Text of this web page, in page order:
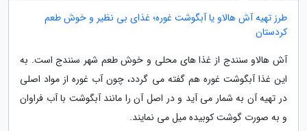
طرز تهیه آش هالاو یا آبگوشت غوره؛ غذای بی نظیر و خوش طعم
کردستان
آش هالاو سنندج از غذا های محلی و خوش طعم شهر سنندج است. به
این غذا آبگوشت غوره هم گفته می گردد، چون آب غوره از مواد اصلی
در تهیه آن به شمار می آید و در اصل آن را مانند آبگوشت با آب فراوان
و به صورت گوشت کوبیده میل می نمایند.